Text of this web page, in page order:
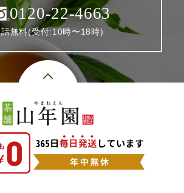
0120-22-4663
無料(受付:10時〜18時)